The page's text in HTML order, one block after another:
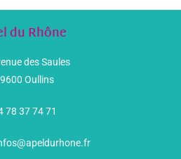
du Rhône
des Saules
Oullins
78 37 74 71